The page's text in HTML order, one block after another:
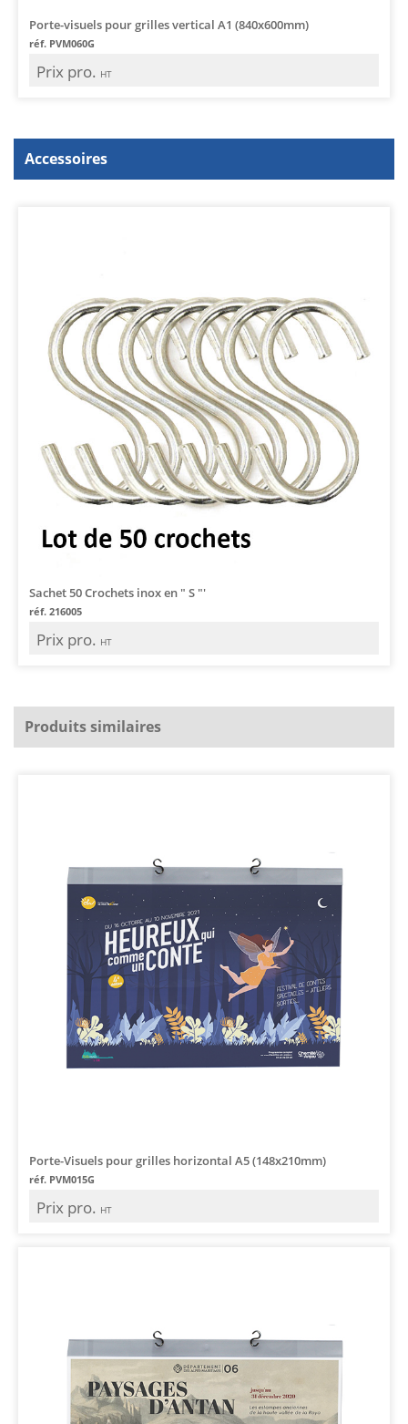
Porte-visuels pour grilles vertical A1 (840x600mm)
réf. PVM060G
Prix pro. HT
Accessoires
Sachet 50 Crochets inox en " S "'
réf. 216005
Prix pro. HT
Produits similaires
Porte-Visuels pour grilles horizontal A5 (148x210mm)
réf. PVM015G
Prix pro. HT